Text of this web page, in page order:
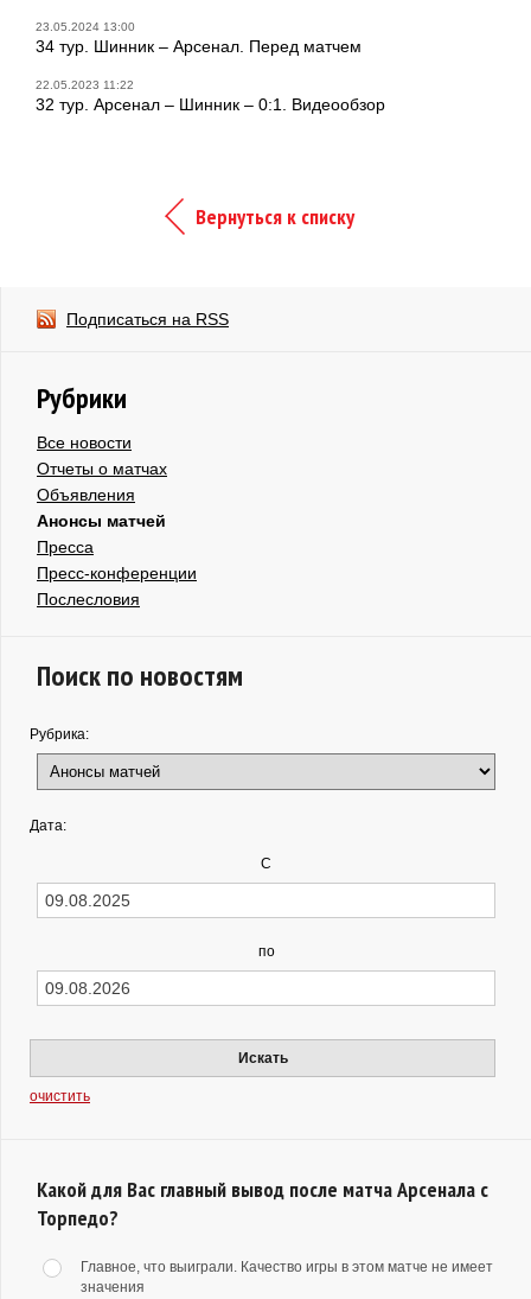
23.05.2024 13:00
34 тур. Шинник – Арсенал. Перед матчем
22.05.2023 11:22
32 тур. Арсенал – Шинник – 0:1. Видеообзор
Вернуться к списку
Подписаться на RSS
Рубрики
Все новости
Отчеты о матчах
Объявления
Анонсы матчей
Пресса
Пресс-конференции
Послесловия
Поиск по новостям
Рубрика:
Дата:
С
по
Искать
очистить
Какой для Вас главный вывод после матча Арсенала с
Торпедо?
Главное, что выиграли. Качество игры в этом матче не имеет
значения